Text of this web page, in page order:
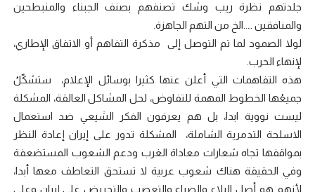
جلدتهم نظرة ريب وشك تصنفهم بصنف الجبناء والمنبطحين
والمنافقين …..الخ من التهم الجاهزة.
لولا الصمود لما تم التوصل إلى مذكرة التفاهم أو الاتفاق الإطاري،
لإنهاء الحرب.
هذه التفاهمات التي أعلن عنها كثيرا بوسائل الإعلام، ستشكّلُ
جميعُها الخطوط المهمة للتفاوض، لحل المشاكل العالقة، المشكلة
ليست نووية ابدا، بل هم يعرفون الفكر الشيعي ضد استعمال
الاسلحة التدمرية الشاملة، المشكلة تدور على إيران إعادة النظر
بمواقفها تجاه شعارات معاداة الغرب ودعم الشعوب المستضعفة
وفي الحقيقة هناك شعوب عربية لا تستحق التعاطف معها أبدا،
لأنهم هم أصل البلاء والصراع والتعصب والتحريض على إيران وعلى